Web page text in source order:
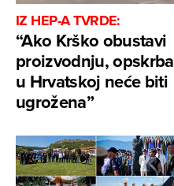
IZ HEP-A TVRDE:
“Ako Krško obustavi
proizvodnju, opskrba
u Hrvatskoj neće biti
ugrožena”